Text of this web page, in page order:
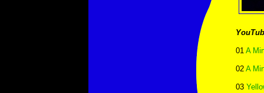
01 A
02 A
03